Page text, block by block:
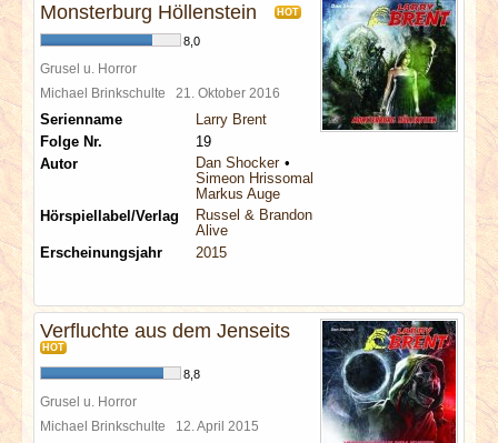
Monsterburg Höllenstein HOT
8,0
Grusel u. Horror
Michael Brinkschulte 21. Oktober 2016
Serienname
Larry Brent
Folge Nr.
19
Autor
Dan Shocker
Simeon Hrissomallis
Markus Auge
Hörspiellabel/Verlag
Russel & Brandon
Alive
Erscheinungsjahr
2015
Verfluchte aus dem Jenseits
HOT
8,8
Grusel u. Horror
Michael Brinkschulte 12. April 2015